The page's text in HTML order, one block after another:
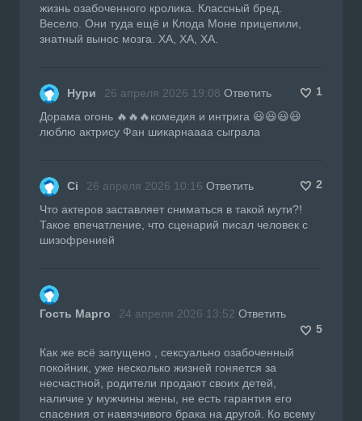
жизнь озабоченного кролика. Классный бред.
Весело. Они туда ещё и Клода Моне прицепили,
знатный вынос мозга. ХА, ХА, ХА.
Нури 26 апреля 2026 19:08 Ответить
1
Дорама огонь 🔥🔥🔥комедия и интрига 😃😃😃😃
люблю актрису Фан шикарнаааа сыграла
Сі 26 апреля 2026 10:16 Ответить
2
Что актеров заставляет сниматься в такой мути?!
Такое впечатление, что сценарий писал человек с
шизофренией
Гость Марго 24 апреля 2026 13:52 Ответить
5
Как же всё запущено , сексуально озабоченный
покойник, уже несколько жизней гоняется за
несчастной, родители продают своих детей,
наличие у мужчины жены, не есть гарантия его
спасения от навязчивого брака на другой. Ко всему